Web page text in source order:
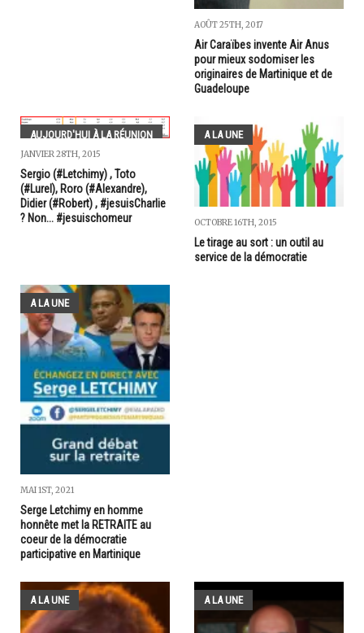
AOÛT 25TH, 2017
Air Caraïbes invente Air Anus
pour mieux sodomiser les
originaires de Martinique et de
Guadeloupe
AUJOURD'HUI À LA RÉUNION
JANVIER 28TH, 2015
Sergio (#Letchimy) , Toto
(#Lurel), Roro (#Alexandre),
Didier (#Robert) , #jesuisCharlie
? Non... #jesuischomeur
A LA UNE
OCTOBRE 16TH, 2015
Le tirage au sort : un outil au
service de la démocratie
A LA UNE
MAI 1ST, 2021
Serge Letchimy en homme
honnête met la RETRAITE au
coeur de la démocratie
participative en Martinique
A LA UNE A LA UNE